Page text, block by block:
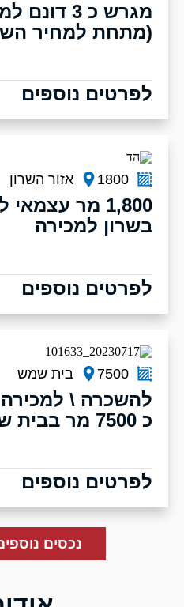
מגרש כ 3
(מתחת למחיר
לפרטים נוספים
1800 אזור השרון
1,800 מר
בשרון למכירה
לפרטים נוספים
7500 בית שמש
להשכרה \
כ 7500 מר בבית שמש
לפרטים נוספים
נכסים